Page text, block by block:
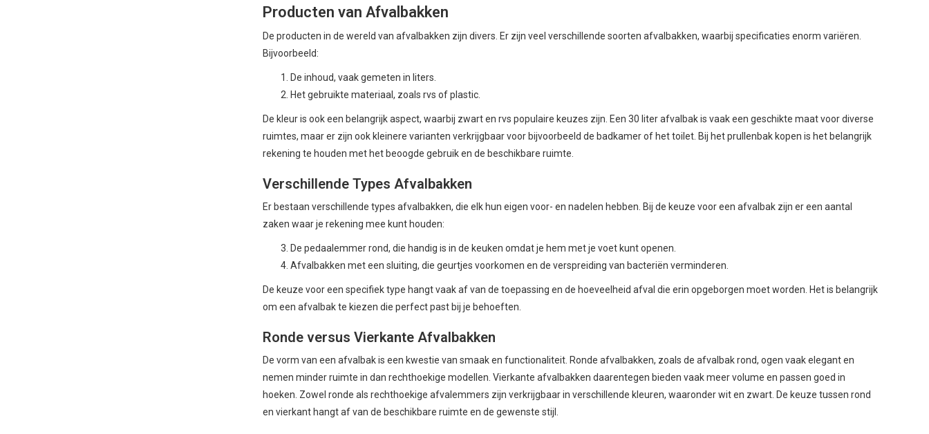
Producten van Afvalbakken
De producten in de wereld van afvalbakken zijn divers. Er zijn veel verschillende soorten afvalbakken, waarbij specificaties enorm variëren.
Bijvoorbeeld:
De inhoud, vaak gemeten in liters.
Het gebruikte materiaal, zoals rvs of plastic.
De kleur is ook een belangrijk aspect, waarbij zwart en rvs populaire keuzes zijn. Een 30 liter afvalbak is vaak een geschikte maat voor diverse
ruimtes, maar er zijn ook kleinere varianten verkrijgbaar voor bijvoorbeeld de badkamer of het toilet. Bij het prullenbak kopen is het belangrijk
rekening te houden met het beoogde gebruik en de beschikbare ruimte.
Verschillende Types Afvalbakken
Er bestaan verschillende types afvalbakken, die elk hun eigen voor- en nadelen hebben. Bij de keuze voor een afvalbak zijn er een aantal
zaken waar je rekening mee kunt houden:
De pedaalemmer rond, die handig is in de keuken omdat je hem met je voet kunt openen.
Afvalbakken met een sluiting, die geurtjes voorkomen en de verspreiding van bacteriën verminderen.
De keuze voor een specifiek type hangt vaak af van de toepassing en de hoeveelheid afval die erin opgeborgen moet worden. Het is belangrijk
om een afvalbak te kiezen die perfect past bij je behoeften.
Ronde versus Vierkante Afvalbakken
De vorm van een afvalbak is een kwestie van smaak en functionaliteit. Ronde afvalbakken, zoals de afvalbak rond, ogen vaak elegant en
nemen minder ruimte in dan rechthoekige modellen. Vierkante afvalbakken daarentegen bieden vaak meer volume en passen goed in
hoeken. Zowel ronde als rechthoekige afvalemmers zijn verkrijgbaar in verschillende kleuren, waaronder wit en zwart. De keuze tussen rond
en vierkant hangt af van de beschikbare ruimte en de gewenste stijl.